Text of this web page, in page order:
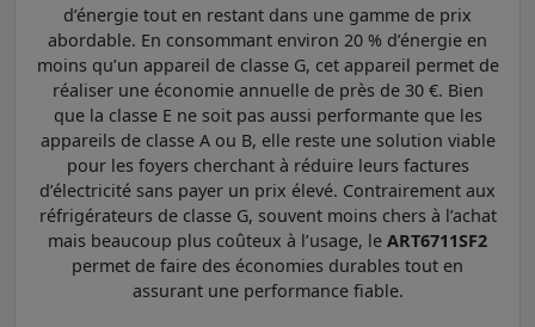
d’énergie tout en restant dans une gamme de prix
abordable. En consommant environ 20 % d’énergie en
moins qu’un appareil de classe G, cet appareil permet de
réaliser une économie annuelle de près de 30 €. Bien
que la classe E ne soit pas aussi performante que les
appareils de classe A ou B, elle reste une solution viable
pour les foyers cherchant à réduire leurs factures
d’électricité sans payer un prix élevé. Contrairement aux
réfrigérateurs de classe G, souvent moins chers à l’achat
mais beaucoup plus coûteux à l’usage, le ART6711SF2
permet de faire des économies durables tout en
assurant une performance fiable.